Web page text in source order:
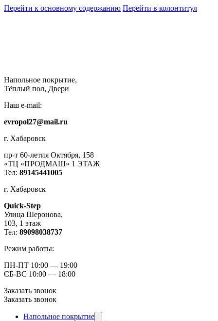
Перейти к основному содержанию Перейти в колонтитул
Напольное покрытие,
Тёплый пол, Двери
Наш e-mail:
evropol27@mail.ru
г. Хабаровск
пр-т 60-летия Октября, 158
«ТЦ «ПРОДМАШ» 1 ЭТАЖ
Тел: 89145441005
г. Хабаровск
Quick-Step
​Улица Шеронова,
103, ​1 этаж
Тел: 89098038737
Режим работы:
ПН-ПТ 10:00 — 19:00
СБ-ВС 10:00 — 18:00
Заказать звонок
Заказать звонок
Напольное покрытие